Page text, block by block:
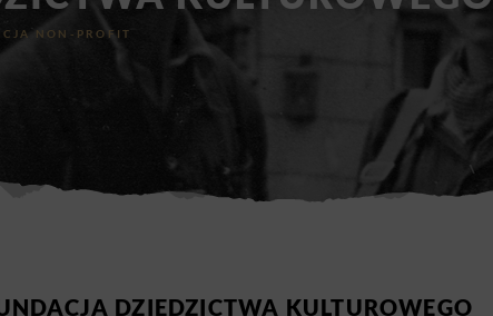
NON-PROFIT
DZIEDZICTWA KULTUROWEGO